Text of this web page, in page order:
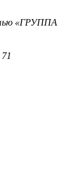
«ГРУППА